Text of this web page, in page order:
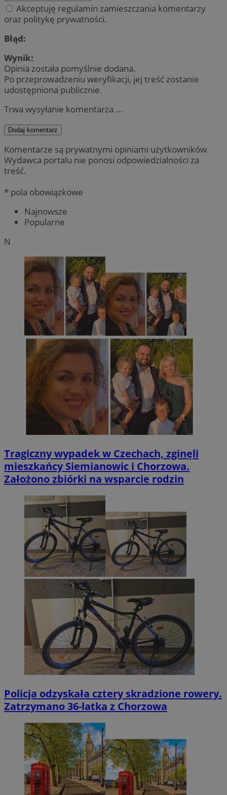
Akceptuję regulamin zamieszczania komentarzy
oraz politykę prywatności.
Błąd:
Wynik:
Opinia została pomyślnie dodana.
Po przeprowadzeniu weryfikacji, jej treść zostanie
udostępniona publicznie.
Trwa wysyłanie komentarza ...
Dodaj komentarz
Komentarze są prywatnymi opiniami użytkowników.
Wydawca portalu nie ponosi odpowiedzialności za
treść.
* pola obowiązkowe
Najnowsze
Popularne
N
Tragiczny wypadek w Czechach, zginęli
mieszkańcy Siemianowic i Chorzowa.
Założono zbiórki na wsparcie rodzin
Policja odzyskała cztery skradzione rowery.
Zatrzymano 36-latka z Chorzowa